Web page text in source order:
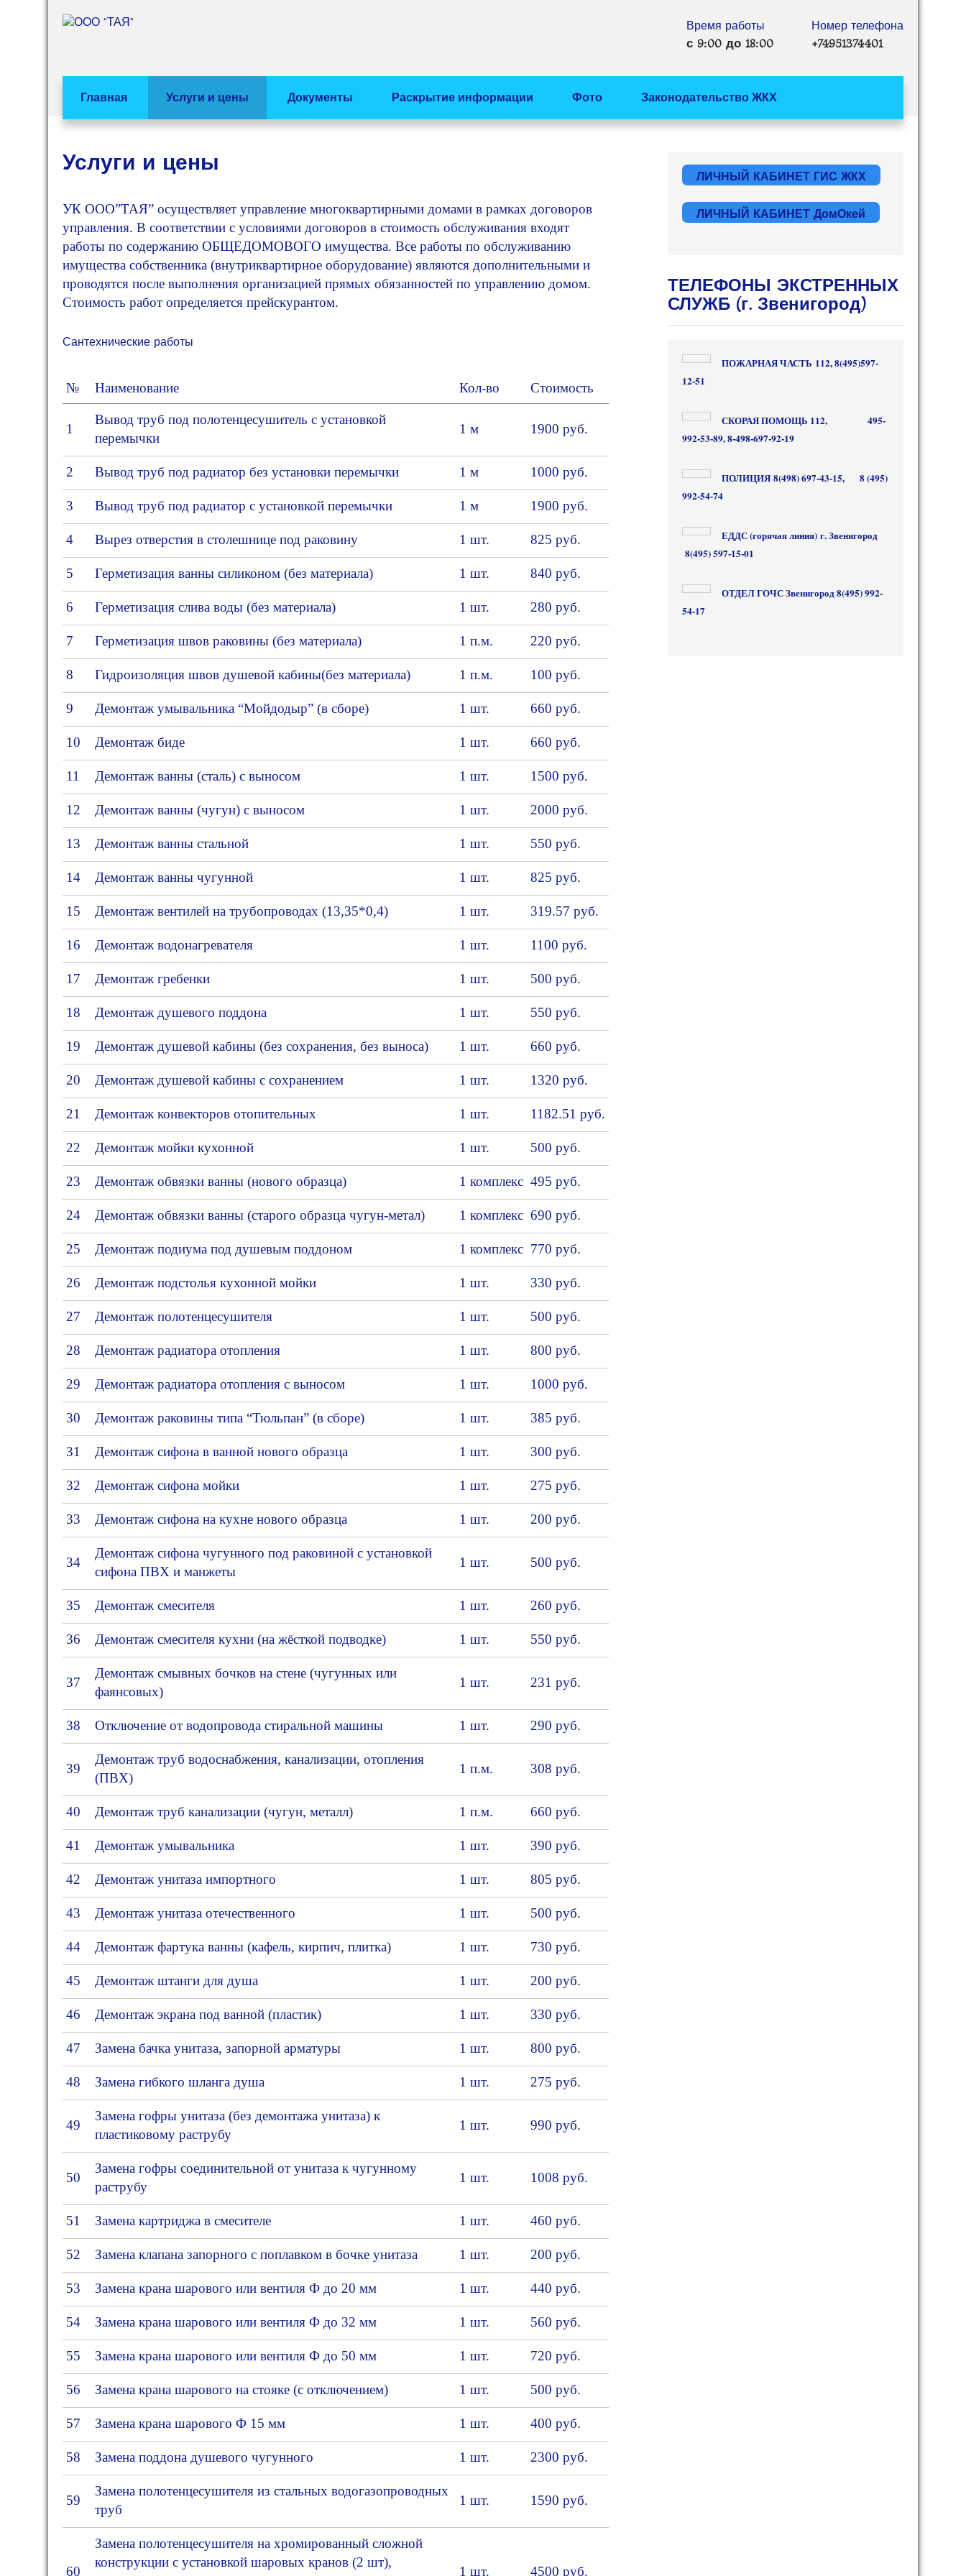
Время работы
с 9:00 до 18:00
Номер телефона
+74951374401
Главная Услуги и цены Документы Раскрытие информации Фото Законодательство ЖКХ
Услуги и цены
УК ООО”ТАЯ” осуществляет управление многоквартирными домами в рамках договоров
управления. В соответствии с условиями договоров в стоимость обслуживания входят
работы по содержанию ОБЩЕДОМОВОГО имущества. Все работы по обслуживанию
имущества собственника (внутриквартирное оборудование) являются дополнительными и
проводятся после выполнения организацией прямых обязанностей по управлению домом.
Стоимость работ определяется прейскурантом.
Сантехнические работы
№ Наименование Кол-во Стоимость
1
Вывод труб под полотенцесушитель с установкой
перемычки
1 м 1900 руб.
2 Вывод труб под радиатор без установки перемычки 1 м 1000 руб.
3 Вывод труб под радиатор с установкой перемычки 1 м 1900 руб.
4 Вырез отверстия в столешнице под раковину 1 шт. 825 руб.
5 Герметизация ванны силиконом (без материала) 1 шт. 840 руб.
6 Герметизация слива воды (без материала) 1 шт. 280 руб.
7 Герметизация швов раковины (без материала) 1 п.м. 220 руб.
8 Гидроизоляция швов душевой кабины(без материала) 1 п.м. 100 руб.
9 Демонтаж умывальника “Мойдодыр” (в сборе) 1 шт. 660 руб.
10 Демонтаж биде 1 шт. 660 руб.
11 Демонтаж ванны (сталь) с выносом 1 шт. 1500 руб.
12 Демонтаж ванны (чугун) с выносом 1 шт. 2000 руб.
13 Демонтаж ванны стальной 1 шт. 550 руб.
14 Демонтаж ванны чугунной 1 шт. 825 руб.
15 Демонтаж вентилей на трубопроводах (13,35*0,4) 1 шт. 319.57 руб.
16 Демонтаж водонагревателя 1 шт. 1100 руб.
17 Демонтаж гребенки 1 шт. 500 руб.
18 Демонтаж душевого поддона 1 шт. 550 руб.
19 Демонтаж душевой кабины (без сохранения, без выноса) 1 шт. 660 руб.
20 Демонтаж душевой кабины с сохранением 1 шт. 1320 руб.
21 Демонтаж конвекторов отопительных 1 шт. 1182.51 руб.
22 Демонтаж мойки кухонной 1 шт. 500 руб.
23 Демонтаж обвязки ванны (нового образца) 1 комплекс 495 руб.
24 Демонтаж обвязки ванны (старого образца чугун-метал) 1 комплекс 690 руб.
25 Демонтаж подиума под душевым поддоном 1 комплекс 770 руб.
26 Демонтаж подстолья кухонной мойки 1 шт. 330 руб.
27 Демонтаж полотенцесушителя 1 шт. 500 руб.
28 Демонтаж радиатора отопления 1 шт. 800 руб.
29 Демонтаж радиатора отопления с выносом 1 шт. 1000 руб.
30 Демонтаж раковины типа “Тюльпан” (в сборе) 1 шт. 385 руб.
31 Демонтаж сифона в ванной нового образца 1 шт. 300 руб.
32 Демонтаж сифона мойки 1 шт. 275 руб.
33 Демонтаж сифона на кухне нового образца 1 шт. 200 руб.
34
Демонтаж сифона чугунного под раковиной с установкой
сифона ПВХ и манжеты
1 шт. 500 руб.
35 Демонтаж смесителя 1 шт. 260 руб.
36 Демонтаж смесителя кухни (на жёсткой подводке) 1 шт. 550 руб.
37
Демонтаж смывных бочков на стене (чугунных или
фаянсовых)
1 шт. 231 руб.
38 Отключение от водопровода стиральной машины 1 шт. 290 руб.
39
Демонтаж труб водоснабжения, канализации, отопления
(ПВХ)
1 п.м. 308 руб.
40 Демонтаж труб канализации (чугун, металл) 1 п.м. 660 руб.
41 Демонтаж умывальника 1 шт. 390 руб.
42 Демонтаж унитаза импортного 1 шт. 805 руб.
43 Демонтаж унитаза отечественного 1 шт. 500 руб.
44 Демонтаж фартука ванны (кафель, кирпич, плитка) 1 шт. 730 руб.
45 Демонтаж штанги для душа 1 шт. 200 руб.
46 Демонтаж экрана под ванной (пластик) 1 шт. 330 руб.
47 Замена бачка унитаза, запорной арматуры 1 шт. 800 руб.
48 Замена гибкого шланга душа 1 шт. 275 руб.
49
Замена гофры унитаза (без демонтажа унитаза) к
пластиковому раструбу
1 шт. 990 руб.
50
Замена гофры соединительной от унитаза к чугунному
раструбу
1 шт. 1008 руб.
51 Замена картриджа в смесителе 1 шт. 460 руб.
52 Замена клапана запорного с поплавком в бочке унитаза 1 шт. 200 руб.
53 Замена крана шарового или вентиля Ф до 20 мм 1 шт. 440 руб.
54 Замена крана шарового или вентиля Ф до 32 мм 1 шт. 560 руб.
55 Замена крана шарового или вентиля Ф до 50 мм 1 шт. 720 руб.
56 Замена крана шарового на стояке (с отключением) 1 шт. 500 руб.
57 Замена крана шарового Ф 15 мм 1 шт. 400 руб.
58 Замена поддона душевого чугунного 1 шт. 2300 руб.
59
Замена полотенцесушителя из стальных водогазопроводных
труб
1 шт. 1590 руб.
60
Замена полотенцесушителя на хромированный сложной
конструкции с установкой шаровых кранов (2 шт),
1 шт. 4500 руб.
ЛИЧНЫЙ КАБИНЕТ ГИС ЖКХ
ЛИЧНЫЙ КАБИНЕТ ДомОкей
ТЕЛЕФОНЫ ЭКСТРЕННЫХ
СЛУЖБ (г. Звенигород)
ПОЖАРНАЯ ЧАСТЬ 112, 8(495)597-
12-51
СКОРАЯ ПОМОЩЬ 112,495-
992-53-89,8-498-697-92-19
ПОЛИЦИЯ8(498) 697-43-15,8 (495)
992-54-74
ЕДДС(горячая линия) г. Звенигород
8(495) 597-15-01
ОТДЕЛ ГОЧС Звенигород 8(495) 992-
54-17